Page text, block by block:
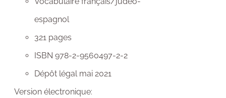
espagnol
321 pages
ISBN 978-2-9560497-2-2
Dépôt légal mai 2021
Version électronique: